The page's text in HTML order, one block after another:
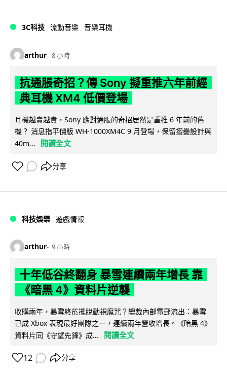
3C科技 流動音樂 音樂耳機
arthur 8 小時
抗通脹奇招？傳 Sony 擬重推六年前經
典耳機 XM4 低價登場
耳機越賣越貴，Sony 應對通脹的奇招居然是重推 6 年前的舊
機？ 消息指平價版 WH-1000XM4C 9 月登場，保留摺疊設計與
40m...
閱讀全文
分享
科技娛樂 遊戲情報
arthur 9 小時
十年低谷終翻身 暴雪連續兩年增長 靠
《暗黑 4》資料片逆襲
收購兩年，暴雪終於擺脫動視魔咒？總裁內部電郵流出：暴雪
已成 Xbox 表現最好團隊之一，連續兩年營收增長。《暗黑 4》
資料片同《守望先鋒》成...
閱讀全文
12 分享